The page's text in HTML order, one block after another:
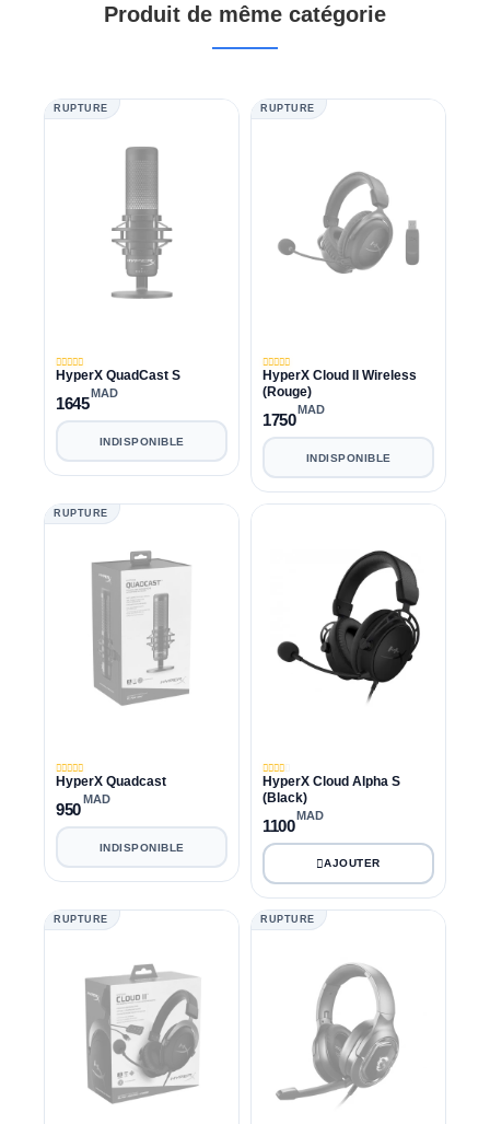
Produit de même catégorie
RUPTURE
HyperX QuadCast S
1645
MAD
INDISPONIBLE
RUPTURE
HyperX Cloud II Wireless
(Rouge)
1750
MAD
INDISPONIBLE
RUPTURE
HyperX Quadcast
950
MAD
INDISPONIBLE
HyperX Cloud Alpha S
(Black)
1100
MAD
RUPTURE RUPTURE